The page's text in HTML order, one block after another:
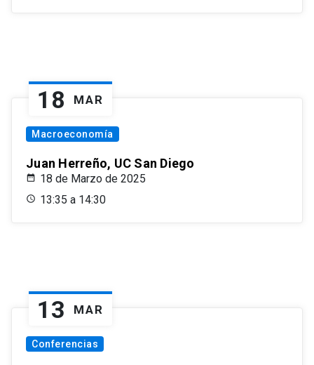
18 MAR
Macroeconomía
Juan Herreño, UC San Diego
18 de Marzo de 2025
13:35 a 14:30
13 MAR
Conferencias